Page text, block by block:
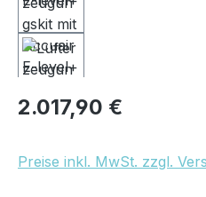
Regulärer Preis:
2.017,90 €
Preise inkl. MwSt. zzgl.